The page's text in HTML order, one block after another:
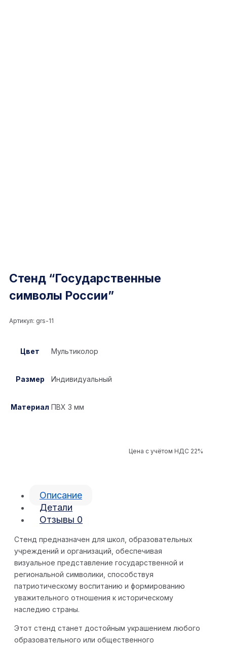
Стенд “Государственные
символы России”
Артикул: grs-11
Цвет Мультиколор
Размер Индивидуальный
Материал ПВХ 3 мм
Цена с учётом НДС 22%
Описание
Детали
Отзывы 0
Стенд предназначен для школ, образовательных
учреждений и организаций, обеспечивая
визуальное представление государственной и
региональной символики, способствуя
патриотическому воспитанию и формированию
уважительного отношения к историческому
наследию страны.
Этот стенд станет достойным украшением любого
образовательного или общественного